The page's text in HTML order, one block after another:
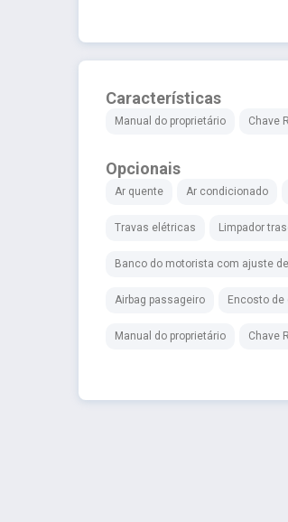
Características
Manual do proprietário Chave
Opcionais
Ar quente Ar condicionado
Travas elétricas Limpador
Banco do motorista com ajuste
Airbag passageiro Encosto
Manual do proprietário Chave